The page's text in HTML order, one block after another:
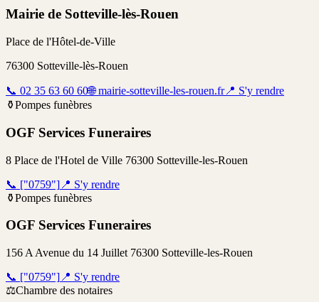
Mairie de Sotteville-lès-Rouen
Place de l'Hôtel-de-Ville
76300 Sotteville-lès-Rouen
📞 02 35 63 60 60🌐 mairie-sotteville-les-rouen.fr📍 S'y rendre
⚱️Pompes funèbres
OGF Services Funeraires
8 Place de l'Hotel de Ville 76300 Sotteville-les-Rouen
📞 ["0759"] 📍 S'y rendre
⚱️Pompes funèbres
OGF Services Funeraires
156 A Avenue du 14 Juillet 76300 Sotteville-les-Rouen
📞 ["0759"] 📍 S'y rendre
⚖️Chambre des notaires